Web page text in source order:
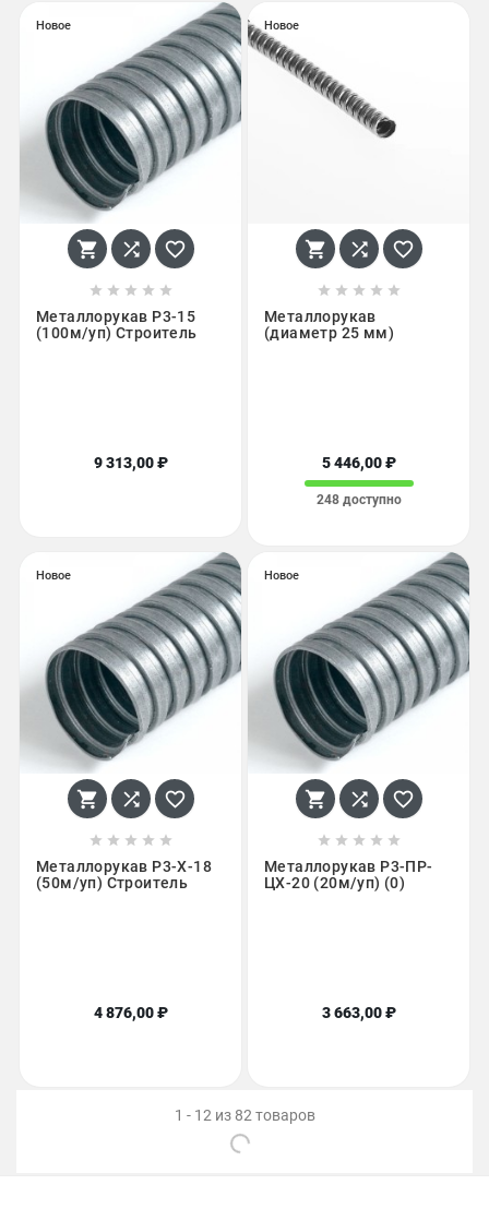
Новое
  
    
Металлорукав Р3-15
(100м/уп) Строитель
9 313,00 ₽
Новое
  
    
Металлорукав
(диаметр 25 мм)
5 446,00 ₽
248 доступно
Новое
  
    
Металлорукав Р3-Х-18
(50м/уп) Строитель
4 876,00 ₽
Новое
  
    
Металлорукав Р3-ПР-
ЦХ-20 (20м/уп) (0)
3 663,00 ₽
1 - 12 из 82 товаров